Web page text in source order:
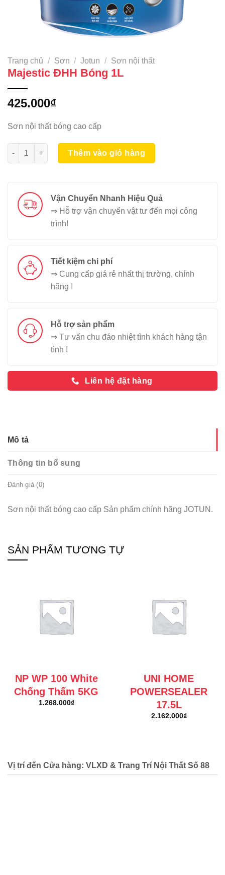
Trang chủ / Sơn / Jotun / Sơn nội thất
Majestic ĐHH Bóng 1L
425.000₫
Sơn nội thất bóng cao cấp
Majestic ĐHH Bóng 1L số lượng
Thêm vào giỏ hàng
Vận Chuyển Nhanh Hiệu Quả
⇒ Hỗ trợ vận chuyển vật tư đến mọi công
trình!
Tiết kiệm chi phí
⇒ Cung cấp giá rẻ nhất thị trường, chính
hãng !
Hỗ trợ sản phẩm
⇒ Tư vấn chu đáo nhiệt tình khách hàng tận
tình !
Liên hệ đặt hàng
Mô tả
Thông tin bổ sung
Đánh giá (0)
Sơn nội thất bóng cao cấp Sản phẩm chính hãng JOTUN.
SẢN PHẨM TƯƠNG TỰ
NP WP 100 White
Chống Thấm 5KG
1.268.000₫
UNI HOME
POWERSEALER
17.5L
2.162.000₫
Vị trí đến Cửa hàng: VLXD & Trang Trí Nội Thất Số 88